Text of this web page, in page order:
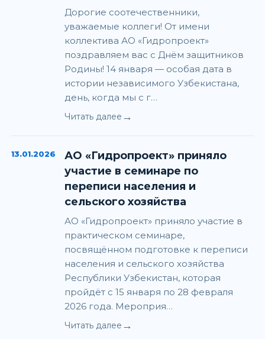
Дорогие соотечественники,
уважаемые коллеги! От имени
коллектива АО «Гидропроект»
поздравляем вас с Днём защитников
Родины! 14 января — особая дата в
истории независимого Узбекистана,
день, когда мы с г…
Читать далее →
13.01.2026
АО «Гидропроект» приняло
участие в семинаре по
переписи населения и
сельского хозяйства
АО «Гидропроект» приняло участие в
практическом семинаре,
посвящённом подготовке к переписи
населения и сельского хозяйства
Республики Узбекистан, которая
пройдёт с 15 января по 28 февраля
2026 года. Мероприя…
Читать далее →